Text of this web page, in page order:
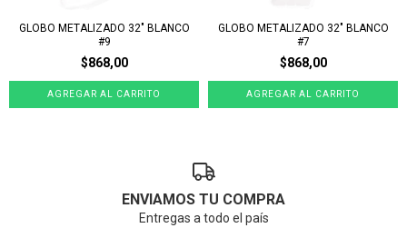
GLOBO METALIZADO 32" BLANCO
#9
$868,00
GLOBO METALIZADO 32" BLANCO
#7
$868,00
ENVIAMOS TU COMPRA
Entregas a todo el país